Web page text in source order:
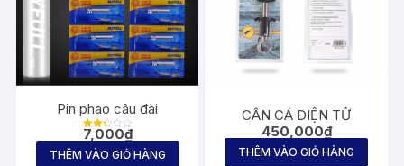
Pin phao câu đài
Được
hạng
7,000₫
THÊM VÀO GIỎ HÀNG
CÂN CÁ ĐIỆN TỬ
450,000₫
THÊM VÀO GIỎ HÀNG